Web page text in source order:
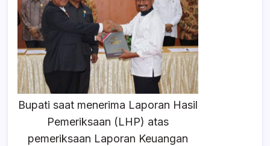
e
b
o
o
k
s
A
p
d
s
e
Bupati saat menerima Laporan Hasil
Pemeriksaan (LHP) atas
pemeriksaan Laporan Keuangan